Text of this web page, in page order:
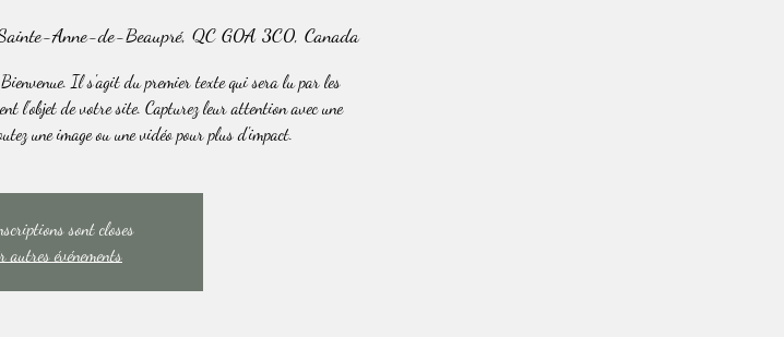
Anne-de-Beaupré, QC G0A 3C0, Canada
Il s'agit du premier texte qui sera lu par les
l'objet de votre site. Capturez leur attention avec une
une image ou une vidéo pour plus d'impact.
sont closes
autres événements